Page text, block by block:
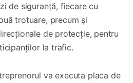
de siguranță, fiecare cu
trotuare, precum și
de protecție, pentru
la trafic.
va executa placa de